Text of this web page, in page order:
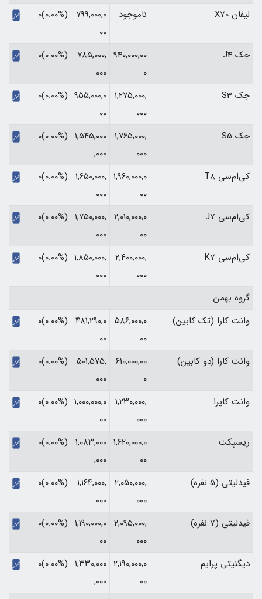
لیفان X70
ناموجود
۷۹۹,۰۰۰,۰
۰۰
(۰.۰۰%)۰
جک J4
۹۴۰,۰۰۰,۰۰
۰
۷۸۵,۰۰۰,
۰۰۰
(۰.۰۰%)۰
جک S3
۱,۲۷۵,۰۰۰,
۰۰۰
۹۵۵,۰۰۰,۰
۰۰
(۰.۰۰%)۰
جک S5
۱,۷۶۵,۰۰۰,
۰۰۰
۱,۵۴۵,۰۰۰
,۰۰۰
(۰.۰۰%)۰
کی‌ام‌سی T8
۱,۹۶۰,۰۰۰,۰
۰۰
۱,۶۵۰,۰۰۰,
۰۰۰
(۰.۰۰%)۰
کی‌ام‌سی J7
۲,۰۱۰,۰۰۰,۰
۰۰
۱,۷۵۰,۰۰۰,
۰۰۰
(۰.۰۰%)۰
کی‌ام‌سی K7
۲,۴۰۰,۰۰۰,
۰۰۰
۱,۸۵۰,۰۰۰,
۰۰۰
(۰.۰۰%)۰
گروه بهمن
وانت کارا (تک کابین)
۵۸۶,۰۰۰,۰
۰۰
۴۸۱,۲۹۰,۰
۰۰
(۰.۰۰%)۰
وانت کارا (دو کابین)
۶۱۰,۰۰۰,۰۰
۰
۵۰۱,۵۷۵,
۰۰۰
(۰.۰۰%)۰
وانت کاپرا
۱,۲۳۰,۰۰۰,
۰۰۰
۱,۰۰۰,۰۰۰,۰
۰۰
(۰.۰۰%)۰
ریسپکت
۱,۶۲۰,۰۰۰,۰
۰۰
۱,۰۸۳,۰۰۰
,۰۰۰
(۰.۰۰%)۰
فیدلیتی (5 نفره)
۲,۰۵۰,۰۰۰,
۰۰۰
۱,۱۶۴,۰۰۰,
۰۰۰
(۰.۰۰%)۰
فیدلیتی (7 نفره)
۲,۰۹۵,۰۰۰,
۰۰۰
۱,۱۹۰,۰۰۰,۰
۰۰
(۰.۰۰%)۰
دیگنیتی پرایم
۲,۱۹۰,۰۰۰,۰
۰۰
۱,۳۳۰,۰۰۰
,۰۰۰
(۰.۰۰%)۰